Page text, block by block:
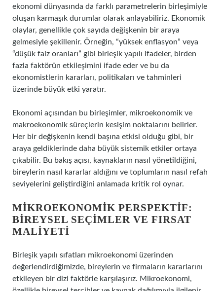
ekonomi dünyasında da farklı parametrelerin birleşimiyle
oluşan karmaşık durumlar olarak anlayabiliriz. Ekonomik
olaylar, genellikle çok sayıda değişkenin bir araya
gelmesiyle şekillenir. Örneğin, “yüksek enflasyon” veya
“düşük faiz oranları” gibi birleşik yapılı ifadeler, birden
fazla faktörün etkileşimini ifade eder ve bu da
ekonomistlerin kararları, politikaları ve tahminleri
üzerinde büyük etki yaratır.
Ekonomi açısından bu birleşimler, mikroekonomik ve
makroekonomik süreçlerin kesişim noktalarını belirler.
Her bir değişkenin kendi başına etkisi olduğu gibi, bir
araya geldiklerinde daha büyük sistemik etkiler ortaya
çıkabilir. Bu bakış açısı, kaynakların nasıl yönetildiğini,
bireylerin nasıl kararlar aldığını ve toplumların nasıl refah
seviyelerini geliştirdiğini anlamada kritik rol oynar.
MIKROEKONOMIK PERSPEKTIF:
BIREYSEL SEÇIMLER VE FIRSAT
MALIYETI
Birleşik yapılı sıfatları mikroekonomi üzerinden
değerlendirdiğimizde, bireylerin ve firmaların kararlarını
etkileyen bir dizi faktörle karşılaşırız. Mikroekonomi,